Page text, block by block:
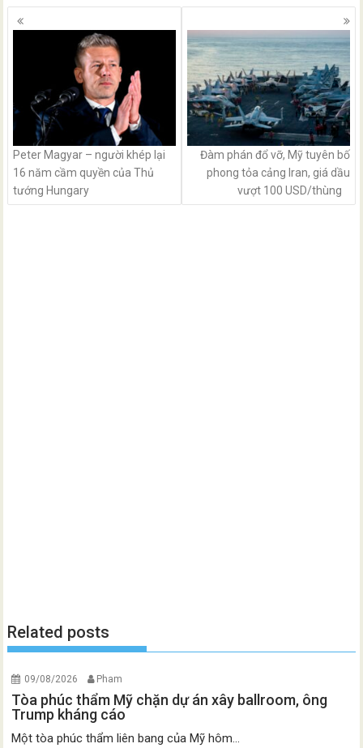
Posts
navigation
Peter Magyar – người khép lại
16 năm cầm quyền của Thủ
tướng Hungary
Đàm phán đổ vỡ, Mỹ tuyên bố
phong tỏa cảng Iran, giá dầu
vượt 100 USD/thùng
Related posts
09/08/2026 Pham
Tòa phúc thẩm Mỹ chặn dự án xây ballroom, ông
Trump kháng cáo
Một tòa phúc thẩm liên bang của Mỹ hôm...